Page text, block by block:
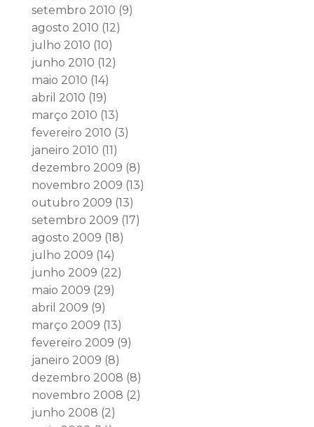
setembro 2010 (9)
agosto 2010 (12)
julho 2010 (10)
junho 2010 (12)
maio 2010 (14)
abril 2010 (19)
março 2010 (13)
fevereiro 2010 (3)
janeiro 2010 (11)
dezembro 2009 (8)
novembro 2009 (13)
outubro 2009 (13)
setembro 2009 (17)
agosto 2009 (18)
julho 2009 (14)
junho 2009 (22)
maio 2009 (29)
abril 2009 (9)
março 2009 (13)
fevereiro 2009 (9)
janeiro 2009 (8)
dezembro 2008 (8)
novembro 2008 (2)
junho 2008 (2)